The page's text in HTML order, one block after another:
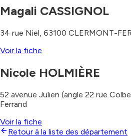
Magali CASSIGNOL
34 rue Niel 63100 CLERMONT-
Voir la fiche
Nicole HOLMIÈRE
52 avenue Julien (angle 22 rue
Ferrand
Voir la fiche
Retour à la liste des département